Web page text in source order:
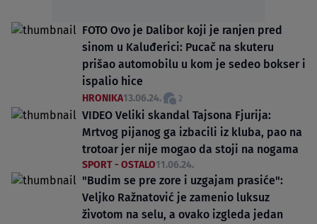
FOTO Ovo je Dalibor koji je ranjen pred
sinom u Kaluđerici: Pucač na skuteru
prišao automobilu u kom je sedeo bokser i
ispalio hice
HRONIKA13.06.24. 2
VIDEO Veliki skandal Tajsona Fjurija:
Mrtvog pijanog ga izbacili iz kluba, pao na
trotoar jer nije mogao da stoji na nogama
SPORT - OSTALO11.06.24.
"Budim se pre zore i uzgajam prasiće":
Veljko Ražnatović je zamenio luksuz
životom na selu, a ovako izgleda jedan